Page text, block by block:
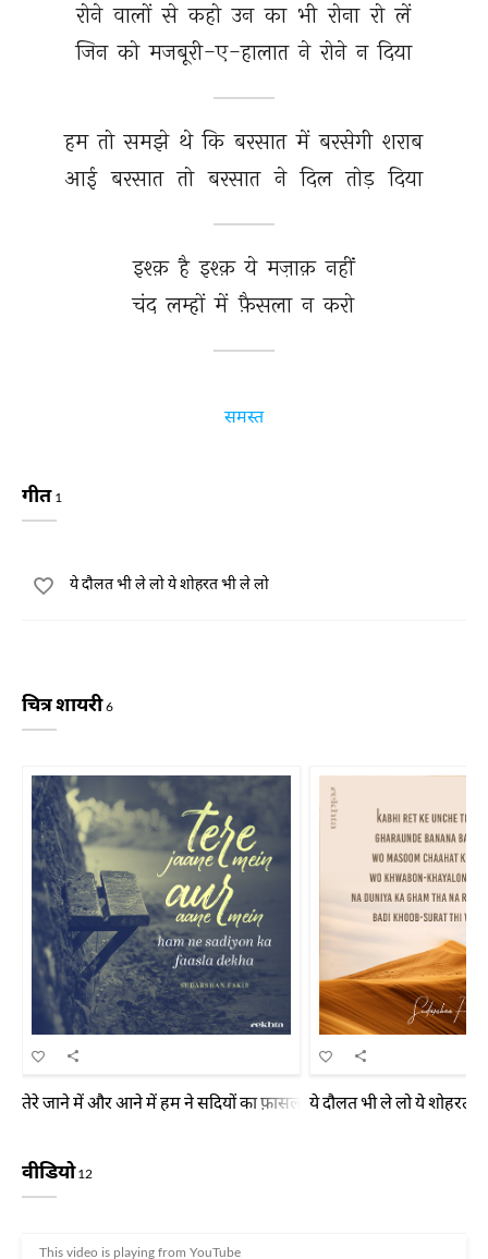
रोने वालों से कहो उन का भी रोना रो लें
जिन को मजबूरी-ए-हालात ने रोने न दिया
हम तो समझे थे कि बरसात में बरसेगी शराब
आई बरसात तो बरसात ने दिल तोड़ दिया
इश्क़ है इश्क़ ये मज़ाक़ नहीं
चंद लम्हों में फ़ैसला न करो
समस्त
गीत 1
ये दौलत भी ले लो ये शोहरत भी ले लो
चित्र शायरी6
तेरे जाने में और आने में हम ने सदियों का फ़ासला देखाये दौलत भी ले लो ये शोहरत
वीडियो12
This video is playing from YouTube